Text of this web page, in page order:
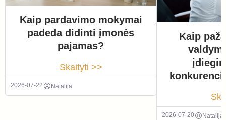
Kaip pardavimo mokymai
padeda didinti įmonės
pajamas?
Skaityti >>
2026-07-22 Natalija
Kaip
2026-07-20 Natalija